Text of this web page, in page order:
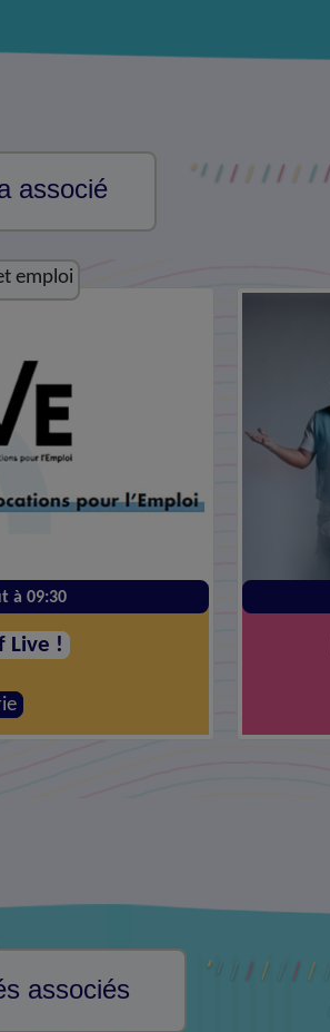
associé
emploi
à 09:30
Live !
associés